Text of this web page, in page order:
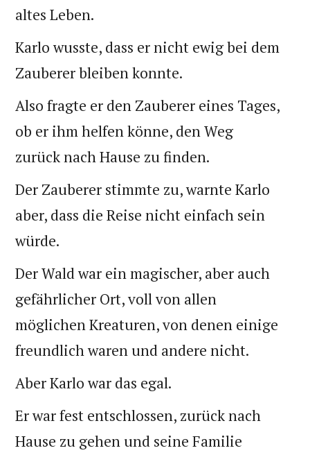
altes Leben.
Karlo wusste, dass er nicht ewig bei dem
Zauberer bleiben konnte.
Also fragte er den Zauberer eines Tages,
ob er ihm helfen könne, den Weg
zurück nach Hause zu finden.
Der Zauberer stimmte zu, warnte Karlo
aber, dass die Reise nicht einfach sein
würde.
Der Wald war ein magischer, aber auch
gefährlicher Ort, voll von allen
möglichen Kreaturen, von denen einige
freundlich waren und andere nicht.
Aber Karlo war das egal.
Er war fest entschlossen, zurück nach
Hause zu gehen und seine Familie